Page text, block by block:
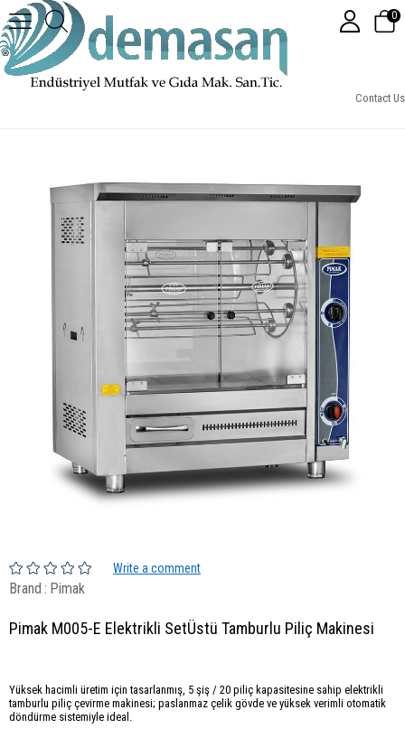
Contact Us
0
Pimak M005-E Elektrikli SetÜstü Tamburlu Piliç Makinesi
Write a comment
Brand : Pimak
Pimak M005-E Elektrikli SetÜstü Tamburlu Piliç Makinesi
Yüksek hacimli üretim için tasarlanmış, 5 şiş / 20 piliç kapasitesine sahip elektrikli
tamburlu piliç çevirme makinesi; paslanmaz çelik gövde ve yüksek verimli otomatik
döndürme sistemiyle ideal.